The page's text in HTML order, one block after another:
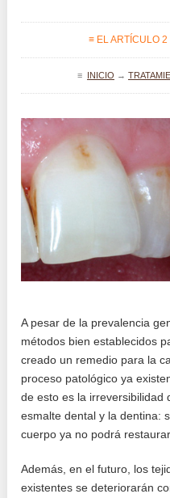
≡ EL ARTÍCULO
≡ INICIO →
A pesar de la prevalencia
métodos bien establecidos
creado un remedio para la
proceso patológico ya
de esto es la irreversibilidad
esmalte dental y la dentina:
cuerpo ya no podrá
Además, en el futuro, los
existentes se deteriorarán